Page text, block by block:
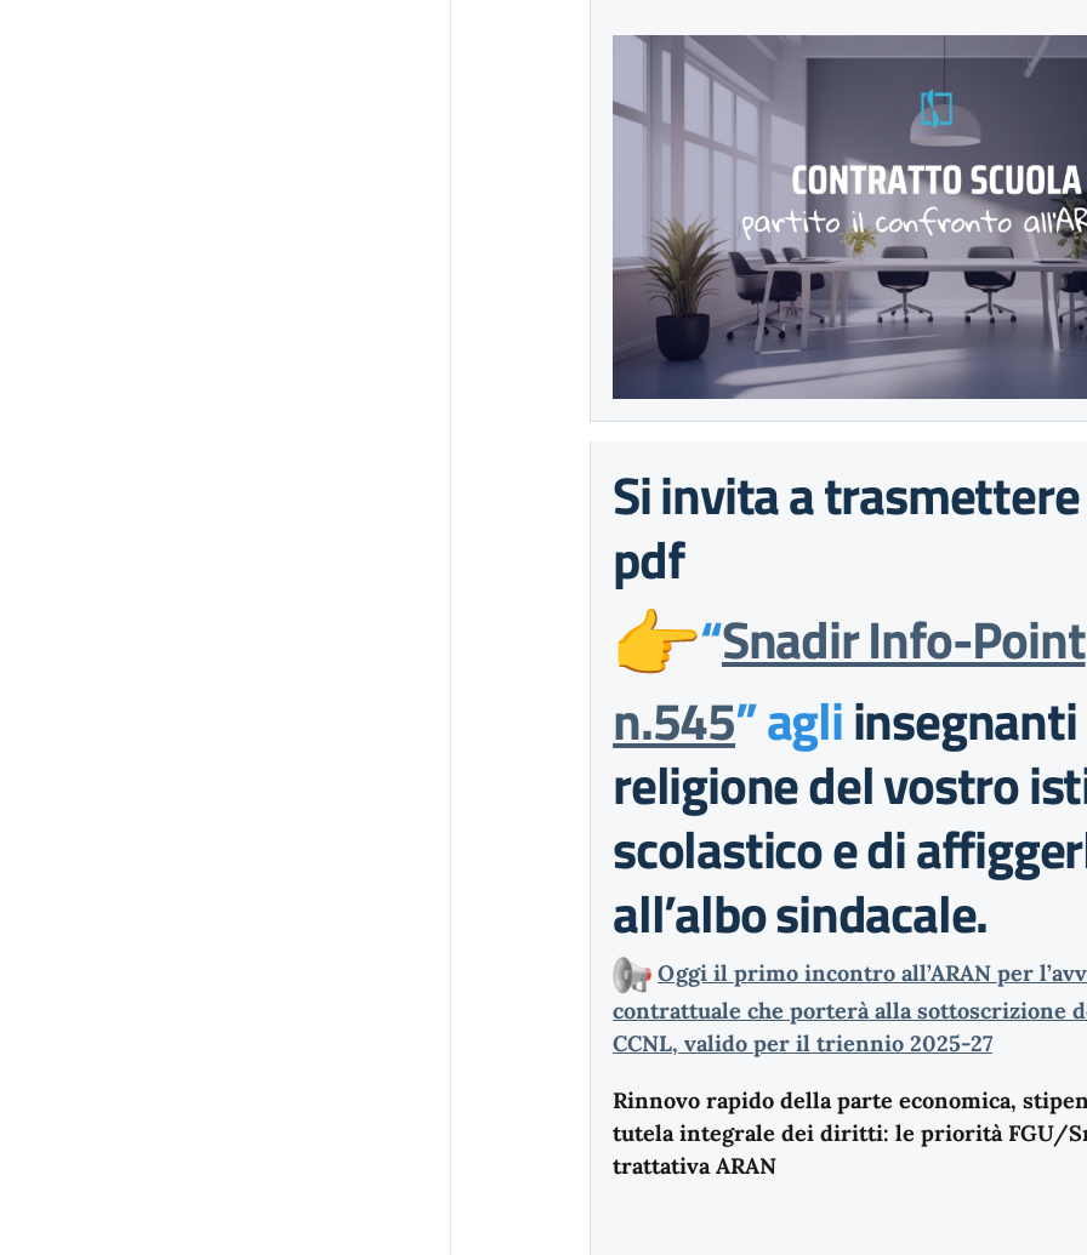
Si invita a
pdf
“Snadir Info-Point
n.545” agli
religione del vostro
scolastico e di
all’albo sindacale.
Oggi il primo incontro all’ARAN per
contrattuale che porterà alla sottoscrizione
CCNL, valido per il triennio 2025-27
Rinnovo rapido della parte economica,
tutela integrale dei diritti: le priorità FGU/
trattativa ARAN